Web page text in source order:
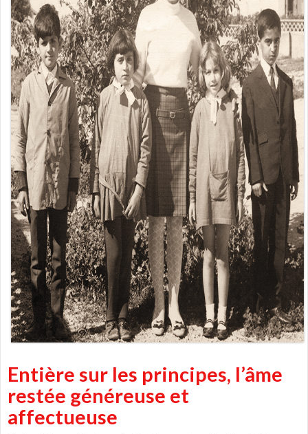
Entière sur les principes, l’âme
restée généreuse et
affectueuse